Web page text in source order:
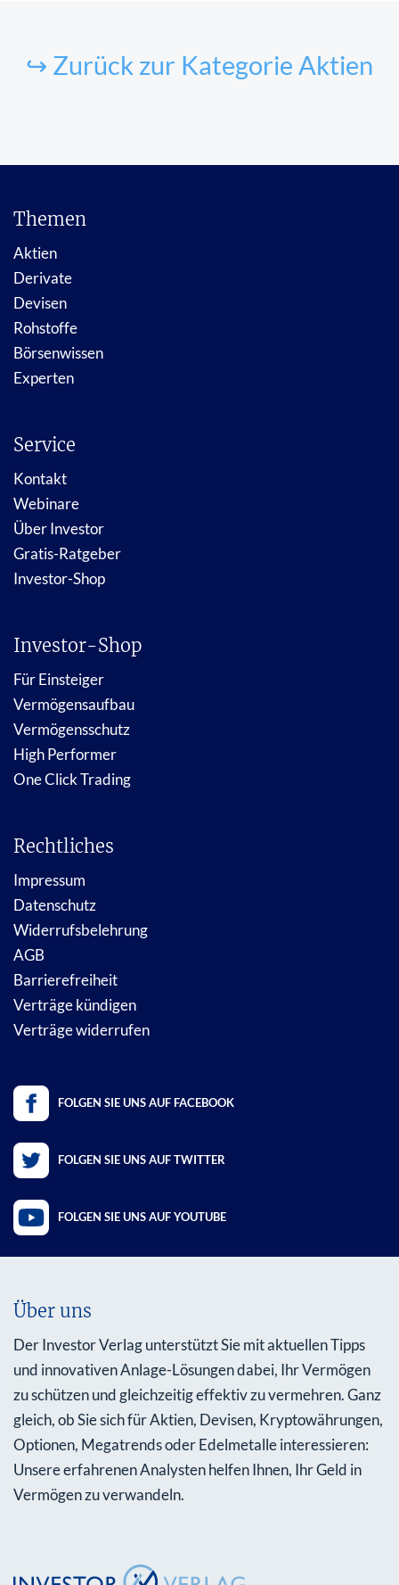
↪ Zurück zur Kategorie Aktien
Themen
Aktien
Derivate
Devisen
Rohstoffe
Börsenwissen
Experten
Service
Kontakt
Webinare
Über Investor
Gratis-Ratgeber
Investor-Shop
Investor-Shop
Für Einsteiger
Vermögensaufbau
Vermögensschutz
High Performer
One Click Trading
Rechtliches
Impressum
Datenschutz
Widerrufsbelehrung
AGB
Barrierefreiheit
Verträge kündigen
Verträge widerrufen
FOLGEN SIE UNS AUF FACEBOOK
FOLGEN SIE UNS AUF TWITTER
FOLGEN SIE UNS AUF YOUTUBE
Über uns
Der Investor Verlag unterstützt Sie mit aktuellen Tipps
und innovativen Anlage-Lösungen dabei, Ihr Vermögen
zu schützen und gleichzeitig effektiv zu vermehren. Ganz
gleich, ob Sie sich für Aktien, Devisen, Kryptowährungen,
Optionen, Megatrends oder Edelmetalle interessieren:
Unsere erfahrenen Analysten helfen Ihnen, Ihr Geld in
Vermögen zu verwandeln.